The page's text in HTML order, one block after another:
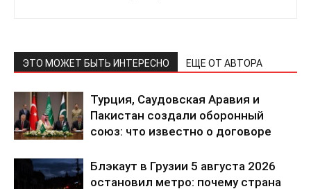
ЭТО МОЖЕТ БЫТЬ ИНТЕРЕСНО ЕЩЕ ОТ АВТОРА
Турция, Саудовская Аравия и
Пакистан создали оборонный
союз: что известно о договоре
Блэкаут в Грузии 5 августа 2026
остановил метро: почему страна